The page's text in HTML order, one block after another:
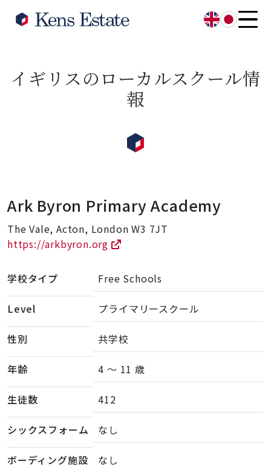
English日本語
イギリスのローカルスクール情
報
Ark Byron Primary Academy
The Vale, Acton, London W3 7JT
https://arkbyron.org
学校タイプ Free Schools
Level プライマリースクール
性別 共学校
年齢 4 ～ 11 歳
生徒数 412
シックスフォーム なし
ボーディング施設 なし